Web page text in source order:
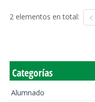
2 elementos en total:
Categorías
Alumnado